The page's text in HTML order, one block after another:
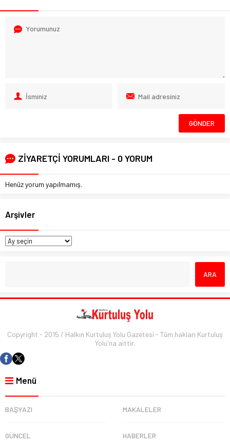
ZİYARETÇİ YORUMLARI - 0 YORUM
Henüz yorum yapılmamış.
Arşivler
Copyright - 2015 / Halkın Kurtuluş Yolu Gazetesi - Tüm hakları Kurtuluş
Yolu'na aittir.
Menü
BAŞYAZI MAKALELER
GÜNCEL HABERLER